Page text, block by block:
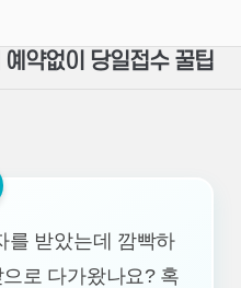
약없이 당일접수 꿀팁
를 받았는데 깜빡하
로 다가왔나요? 혹